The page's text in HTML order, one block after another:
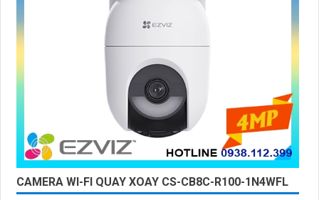
CAMERA WI-FI QUAY XOAY CS-CB8C-R100-1N4WFL